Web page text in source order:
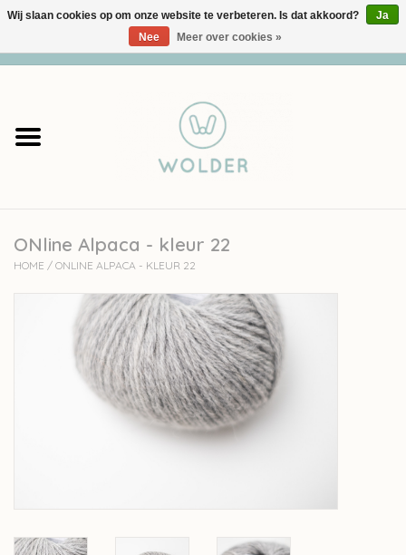
Garens
Accessoires
Cadeaubon
ONline Alpaca - kleur 22
HOME / ONLINE ALPACA - KLEUR 22
Wij slaan cookies op om onze website te verbeteren. Is dat akkoord?
Ja
Nee
Meer over cookies »